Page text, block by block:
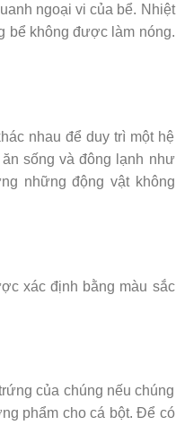
ngoại vi của bể. Nhiệt
bể không được làm nóng.
nhau để duy trì một hệ
sống và đông lạnh như
những động vật không
xác định bằng màu sắc
của chúng nếu chúng
phẩm cho cá bột. Để có